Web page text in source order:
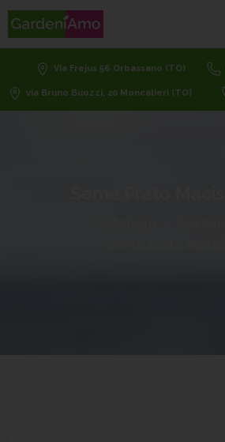
Via Frejus 56 Orbassano (TO)
via Bruno Buozzi, 20 Moncalieri (TO)